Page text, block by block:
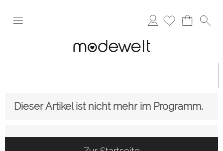
Anmelden
Dieser Artikel ist nicht mehr im Programm.